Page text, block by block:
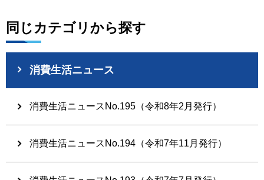
同じカテゴリから探す
消費生活ニュース
消費生活ニュースNo.195（令和8年2月発行）
消費生活ニュースNo.194（令和7年11月発行）